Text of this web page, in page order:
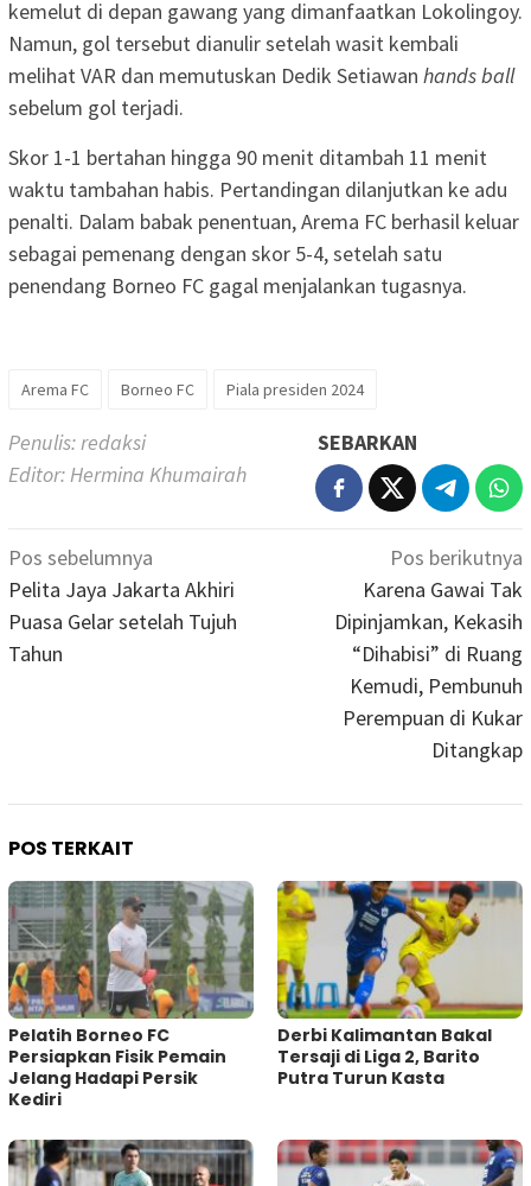
kemelut di depan gawang yang dimanfaatkan Lokolingoy.
Namun, gol tersebut dianulir setelah wasit kembali
melihat VAR dan memutuskan Dedik Setiawan hands ball
sebelum gol terjadi.
Skor 1-1 bertahan hingga 90 menit ditambah 11 menit
waktu tambahan habis. Pertandingan dilanjutkan ke adu
penalti. Dalam babak penentuan, Arema FC berhasil keluar
sebagai pemenang dengan skor 5-4, setelah satu
penendang Borneo FC gagal menjalankan tugasnya.
Arema FC Borneo FC Piala presiden 2024
Penulis: redaksi
Editor: Hermina Khumairah
SEBARKAN
Navigasi
pos
Pos sebelumnya
Pelita Jaya Jakarta Akhiri
Puasa Gelar setelah Tujuh
Tahun
Pos berikutnya
Karena Gawai Tak
Dipinjamkan, Kekasih
“Dihabisi” di Ruang
Kemudi, Pembunuh
Perempuan di Kukar
Ditangkap
POS TERKAIT
Pelatih Borneo FC
Persiapkan Fisik Pemain
Jelang Hadapi Persik
Kediri
Derbi Kalimantan Bakal
Tersaji di Liga 2, Barito
Putra Turun Kasta